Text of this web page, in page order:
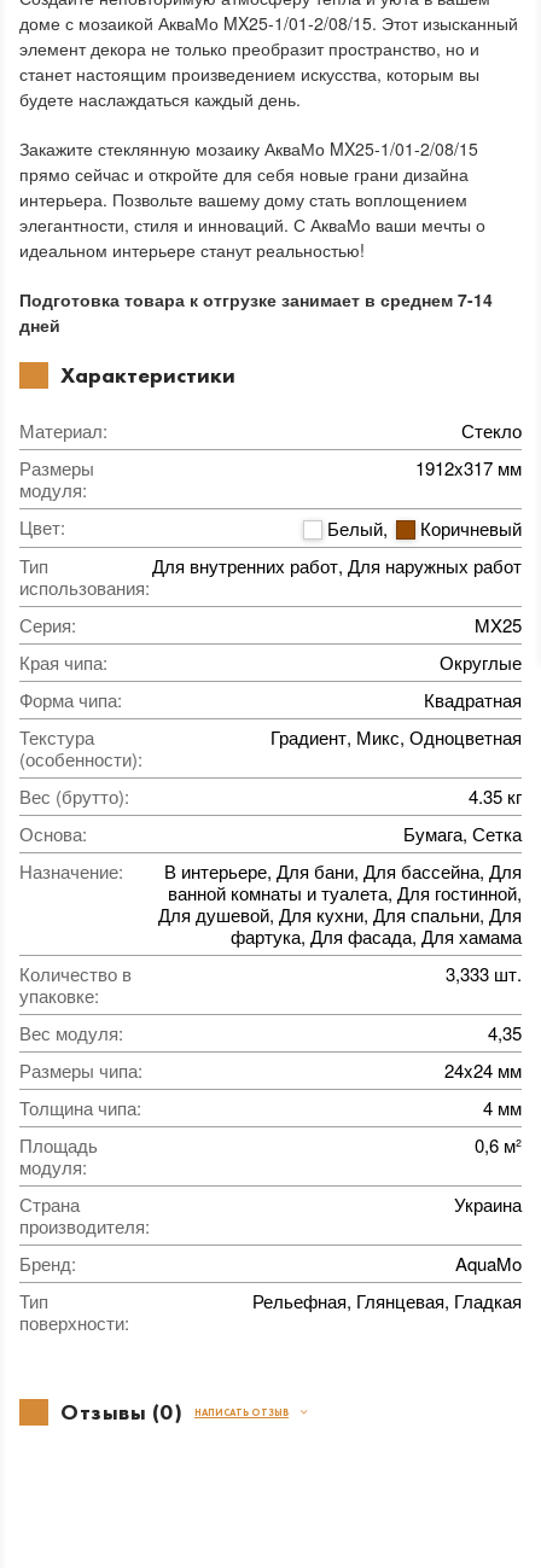
доме с мозаикой АкваМо MX25-1/01-2/08/15. Этот изысканный
элемент декора не только преобразит пространство, но и
станет настоящим произведением искусства, которым вы
будете наслаждаться каждый день.
Закажите стеклянную мозаику АкваМо MX25-1/01-2/08/15
прямо сейчас и откройте для себя новые грани дизайна
интерьера. Позвольте вашему дому стать воплощением
элегантности, стиля и инноваций. С АкваМо ваши мечты о
идеальном интерьере станут реальностью!
Подготовка товара к отгрузке занимает в среднем 7-14
дней
Характеристики
Материал:
Стекло
Размеры
модуля:
1912x317 мм
Цвет: Белый,
Коричневый
Тип
использования:
Для внутренних работ, Для наружных работ
Серия:
MX25
Края чипа:
Округлые
Форма чипа:
Квадратная
Текстура
(особенности):
Градиент, Микс, Одноцветная
Вес (брутто):
4.35 кг
Основа:
Бумага, Сетка
Назначение:
В интерьере, Для бани, Для бассейна, Для
ванной комнаты и туалета, Для гостинной,
Для душевой, Для кухни, Для спальни, Для
фартука, Для фасада, Для хамама
Количество в
упаковке:
3,333 шт.
Вес модуля:
4,35
Размеры чипа:
24x24 мм
Толщина чипа:
4 мм
Площадь
модуля:
0,6 м²
Страна
производителя:
Украина
Бренд:
AquaMo
Тип
поверхности:
Рельефная, Глянцевая, Гладкая
Отзывы (0) НАПИСАТЬ ОТЗЫВ